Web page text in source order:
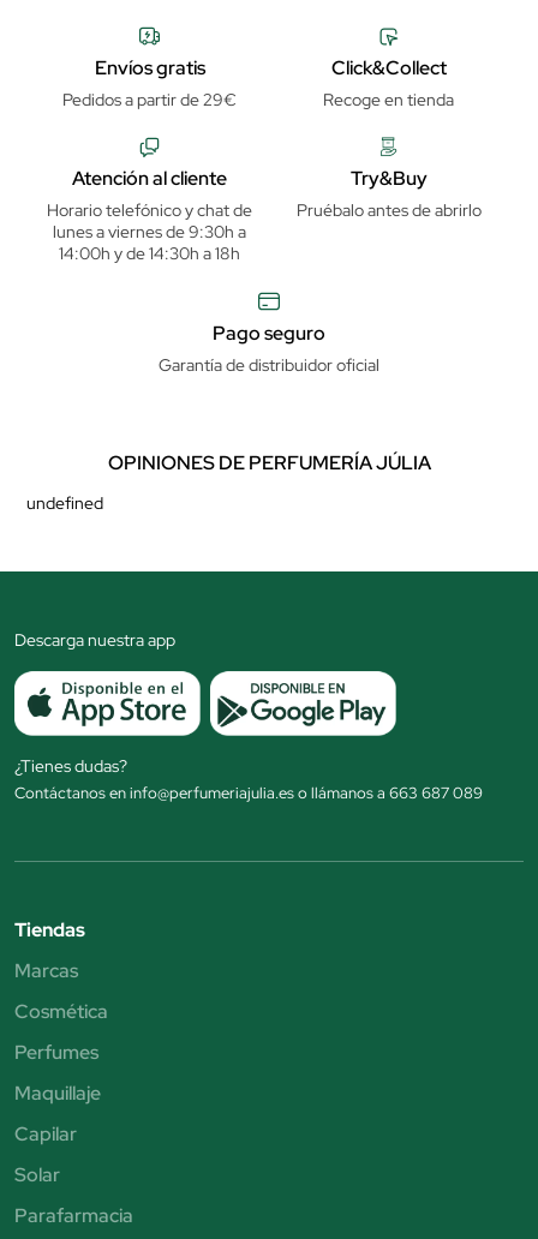
Envíos gratis
Pedidos a partir de 29€
Click&Collect
Recoge en tienda
Atención al cliente
Horario telefónico y chat de
lunes a viernes de 9:30h a
14:00h y de 14:30h a 18h
Try&Buy
Pruébalo antes de abrirlo
Pago seguro
Garantía de distribuidor oficial
OPINIONES DE PERFUMERÍA JÚLIA
undefined
Descarga nuestra app
¿Tienes dudas?
Contáctanos en info@perfumeriajulia.es o llámanos a 663 687 089
Tiendas
Marcas
Cosmética
Perfumes
Maquillaje
Capilar
Solar
Parafarmacia